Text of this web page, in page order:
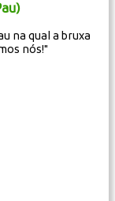
na qual a bruxa
nós!"